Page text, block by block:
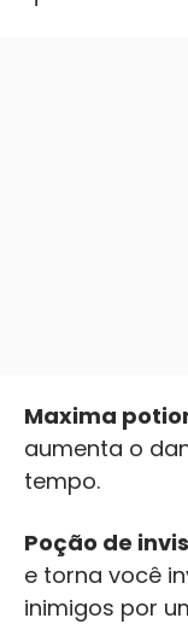
Maxima
aumenta o
tempo.
Poção de
e torna você
inimigos por